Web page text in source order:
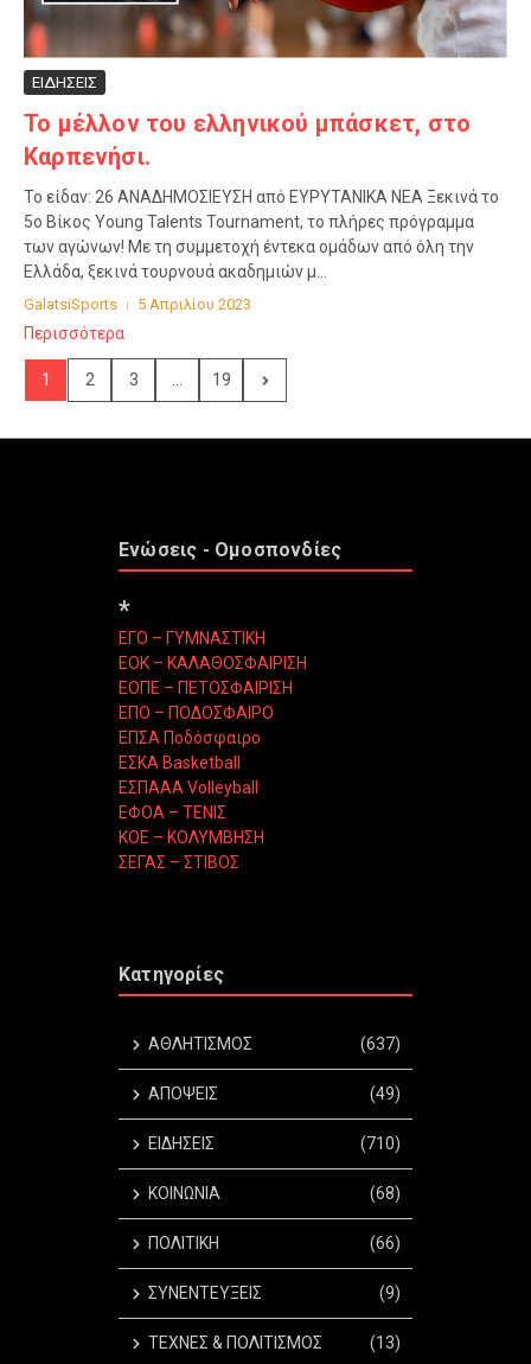
ΕΙΔΗΣΕΙΣ
Το μέλλον του ελληνικού μπάσκετ, στο
Καρπενήσι.
Το είδαν: 26 ΑΝΑΔΗΜΟΣΙΕΥΣΗ από ΕΥΡΥΤΑΝΙΚΑ ΝΕΑ Ξεκινά το
5ο Βίκος Young Talents Tournament, το πλήρες πρόγραμμα
των αγώνων! Με τη συμμετοχή έντεκα ομάδων από όλη την
Ελλάδα, ξεκινά τουρνουά ακαδημιών μ...
GalatsiSports 5 Απριλίου 2023
Περισσότερα
1 2 3 ... 19
Ενώσεις - Ομοσπονδίες
*
ΕΓΟ – ΓΥΜΝΑΣΤΙΚΗ
ΕΟΚ – ΚΑΛΑΘΟΣΦΑΙΡΙΣΗ
ΕΟΠΕ – ΠΕΤΟΣΦΑΙΡΙΣΗ
ΕΠΟ – ΠΟΔΟΣΦΑΙΡΟ
ΕΠΣΑ Ποδόσφαιρο
ΕΣΚΑ Basketball
ΕΣΠΑΑΑ Volleyball
ΕΦΟΑ – ΤΕΝΙΣ
ΚΟΕ – ΚΟΛΥΜΒΗΣΗ
ΣΕΓΑΣ – ΣΤΙΒΟΣ
Κατηγορίες
ΑΘΛΗΤΙΣΜΟΣ (637)
ΑΠΟΨΕΙΣ (49)
ΕΙΔΗΣΕΙΣ (710)
ΚΟΙΝΩΝΙΑ (68)
ΠΟΛΙΤΙΚΗ (66)
ΣΥΝΕΝΤΕΥΞΕΙΣ (9)
ΤΕΧΝΕΣ & ΠΟΛΙΤΙΣΜΟΣ (13)